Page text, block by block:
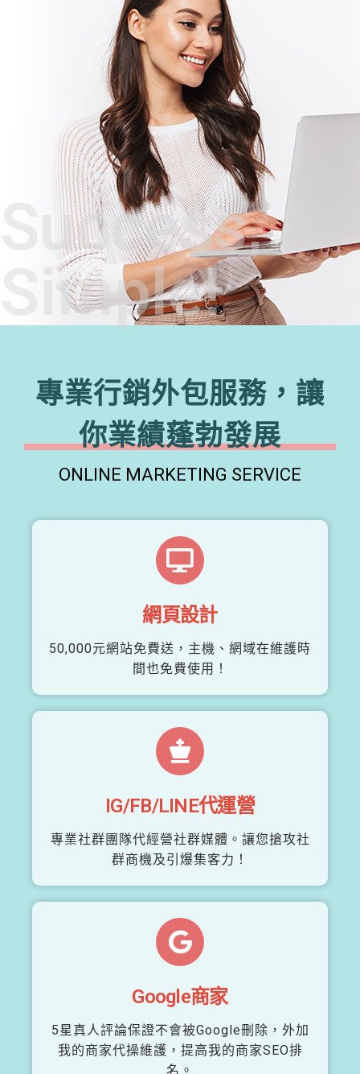
Success,
Simple!
專業行銷外包服務，讓
你業績蓬勃發展
ONLINE MARKETING SERVICE
網頁設計
50,000元網站免費送，主機、網域在維護時
間也免費使用！
IG/FB/LINE代運營
專業社群團隊代經營社群媒體。讓您搶攻社
群商機及引爆集客力！
Google商家
5星真人評論保證不會被Google刪除，外加
我的商家代操維護，提高我的商家SEO排
名。